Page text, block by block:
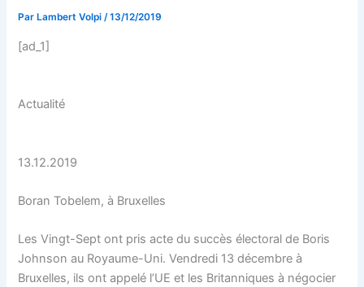
Par Lambert Volpi/13/12/2019
[ad_1]
Actualité
13.12.2019
Boran Tobelem, à Bruxelles
Les Vingt-Sept ont pris acte du succès électoral de Boris
Johnson au Royaume-Uni. Vendredi 13 décembre à
Bruxelles, ils ont appelé l’UE et les Britanniques à négocier